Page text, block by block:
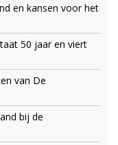
en kansen voor het
50 jaar en viert
van De
bij de